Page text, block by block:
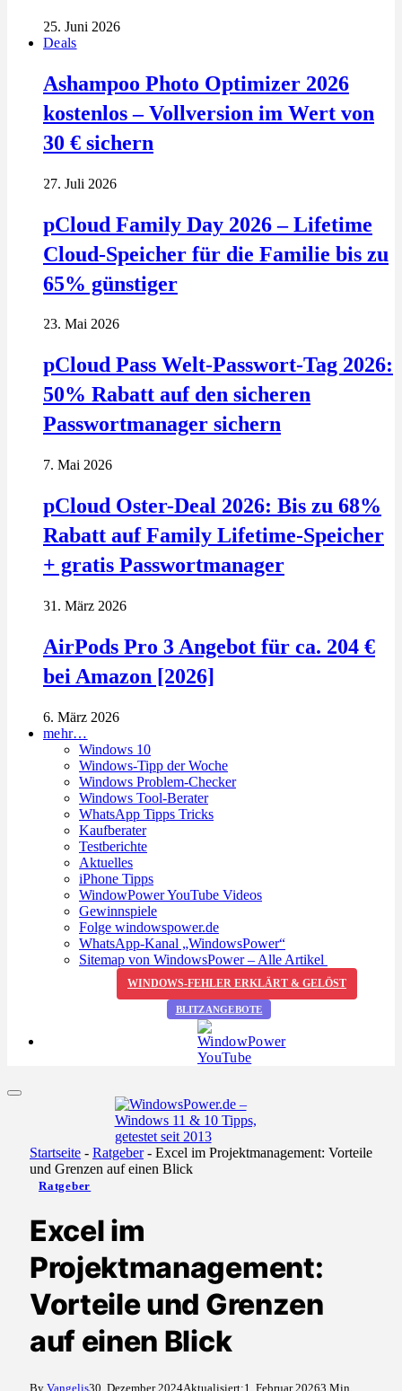
25. Juni 2026
Deals
Ashampoo Photo Optimizer 2026
kostenlos – Vollversion im Wert von
30 € sichern
27. Juli 2026
pCloud Family Day 2026 – Lifetime
Cloud-Speicher für die Familie bis zu
65% günstiger
23. Mai 2026
pCloud Pass Welt-Passwort-Tag 2026:
50% Rabatt auf den sicheren
Passwortmanager sichern
7. Mai 2026
pCloud Oster-Deal 2026: Bis zu 68%
Rabatt auf Family Lifetime-Speicher
+ gratis Passwortmanager
31. März 2026
AirPods Pro 3 Angebot für ca. 204 €
bei Amazon [2026]
6. März 2026
mehr…
Windows 10
Windows-Tipp der Woche
Windows Problem-Checker
Windows Tool-Berater
WhatsApp Tipps Tricks
Kaufberater
Testberichte
Aktuelles
iPhone Tipps
WindowPower YouTube Videos
Gewinnspiele
Folge windowspower.de
WhatsApp-Kanal „WindowsPower“
Sitemap von WindowsPower – Alle Artikel
WINDOWS-FEHLER ERKLÄRT & GELÖST
BLITZANGEBOTE
Startseite - Ratgeber- Excel im Projektmanagement: Vorteile
und Grenzen auf einen Blick
Ratgeber
Excel im
Projektmanagement:
Vorteile und Grenzen
auf einen Blick
By Vangelis30. Dezember 2024Aktualisiert:1. Februar 20263 Min.